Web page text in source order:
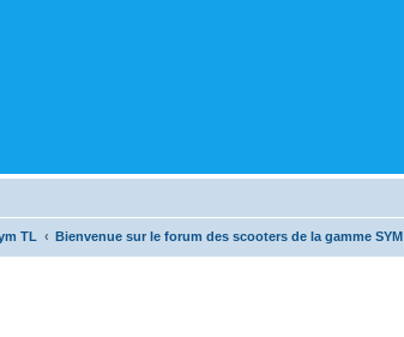
TL Bienvenue sur le forum des scooters de la gamme SYM